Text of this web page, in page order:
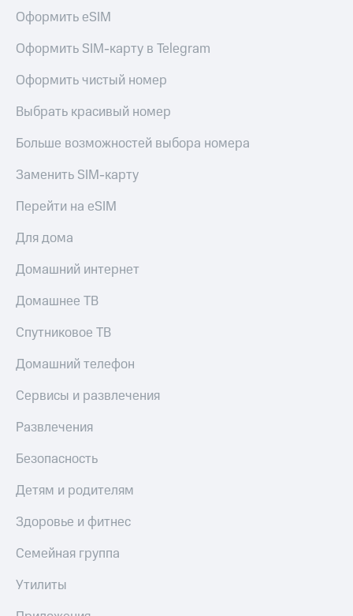
Оформить eSIM
Оформить SIM-карту в Telegram
Оформить чистый номер
Выбрать красивый номер
Больше возможностей выбора номера
Заменить SIM-карту
Перейти на eSIM
Для дома
Домашний интернет
Домашнее ТВ
Спутниковое ТВ
Домашний телефон
Сервисы и развлечения
Развлечения
Безопасность
Детям и родителям
Здоровье и фитнес
Семейная группа
Утилиты